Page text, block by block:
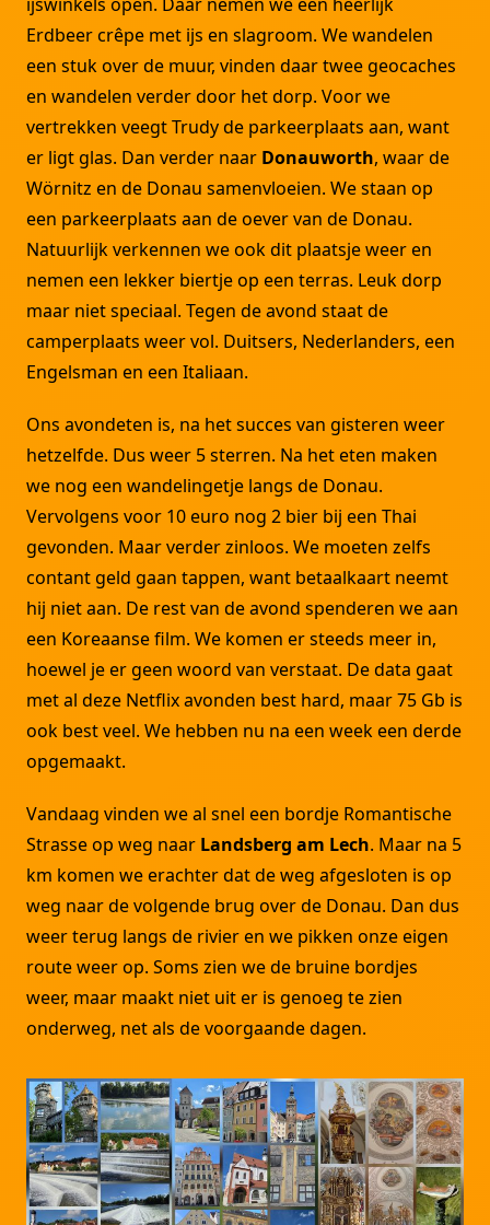
Erdbeer crêpe met ijs en slagroom. We wandelen
een stuk over de muur, vinden daar twee geocaches
en wandelen verder door het dorp. Voor we
vertrekken veegt Trudy de parkeerplaats aan, want
er ligt glas. Dan verder naar Donauworth, waar de
Wörnitz en de Donau samenvloeien. We staan op
een parkeerplaats aan de oever van de Donau.
Natuurlijk verkennen we ook dit plaatsje weer en
nemen een lekker biertje op een terras. Leuk dorp
maar niet speciaal. Tegen de avond staat de
camperplaats weer vol. Duitsers, Nederlanders, een
Engelsman en een Italiaan.
Ons avondeten is, na het succes van gisteren weer
hetzelfde. Dus weer 5 sterren. Na het eten maken
we nog een wandelingetje langs de Donau.
Vervolgens voor 10 euro nog 2 bier bij een Thai
gevonden. Maar verder zinloos. We moeten zelfs
contant geld gaan tappen, want betaalkaart neemt
hij niet aan. De rest van de avond spenderen we aan
een Koreaanse film. We komen er steeds meer in,
hoewel je er geen woord van verstaat. De data gaat
met al deze Netflix avonden best hard, maar 75 Gb is
ook best veel. We hebben nu na een week een derde
opgemaakt.
Vandaag vinden we al snel een bordje Romantische
Strasse op weg naar Landsberg am Lech. Maar na 5
km komen we erachter dat de weg afgesloten is op
weg naar de volgende brug over de Donau. Dan dus
weer terug langs de rivier en we pikken onze eigen
route weer op. Soms zien we de bruine bordjes
weer, maar maakt niet uit er is genoeg te zien
onderweg, net als de voorgaande dagen.